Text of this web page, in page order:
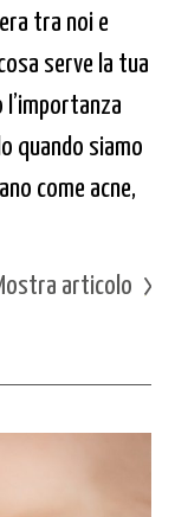
tra noi e
serve la tua
quando siamo
come acne,
articolo